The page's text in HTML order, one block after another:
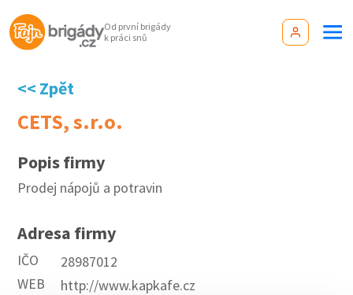
Od první brigády
k práci snů
<< Zpět
CETS, s.r.o.
Popis firmy
Prodej nápojů a potravin
Adresa firmy
IČO
28987012
WEB
http://www.kapkafe.cz